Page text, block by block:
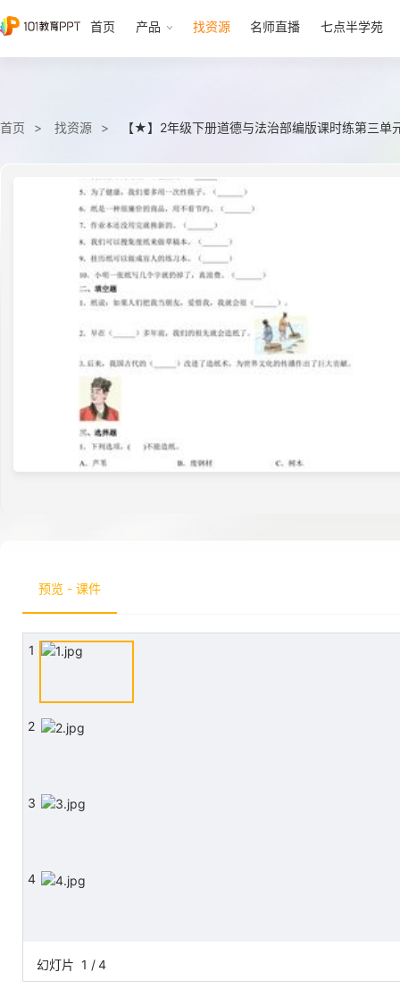
首页 产品 找资源 名师直播 七点半学苑
首页 找资源 【★】2年级下册道德与法治部编版课时练第三单
预览 - 课件
1
2
3
4
幻灯片 1 / 4